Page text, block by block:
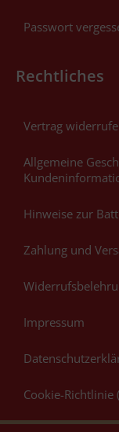
Passwort
Rechtliches
Vertrag
Allgemeine
Hinweise zur
Zahlung und
Impressum
Cookie-Richtlinie